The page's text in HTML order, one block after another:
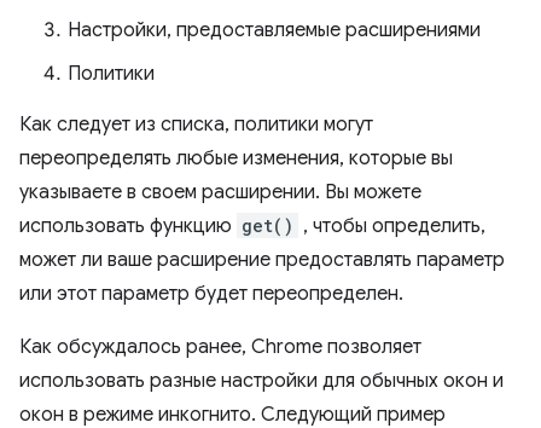
Настройки, предоставляемые расширениями
Политики
Как следует из списка, политики могут
переопределять любые изменения, которые вы
указываете в своем расширении. Вы можете
использовать функцию get() , чтобы определить,
может ли ваше расширение предоставлять параметр
или этот параметр будет переопределен.
Как обсуждалось ранее, Chrome позволяет
использовать разные настройки для обычных окон и
окон в режиме инкогнито. Следующий пример